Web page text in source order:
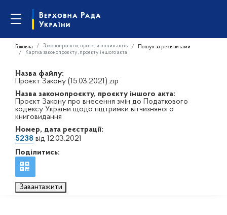
Головна Законопроєкти, проєкти інших актів
Пошук за реквізитами
Картка законопроєкту, проєкту іншого акта
Назва файлу:
Проєкт Закону (15.03.2021).zip
Назва законопроєкту, проєкту іншого акта:
Проєкт Закону про внесення змін до Податкового
кодексу України щодо підтримки вітчизняного
книговидання
Номер, дата реєстрації:
5238 від 12.03.2021
Поділитись:
Завантажити